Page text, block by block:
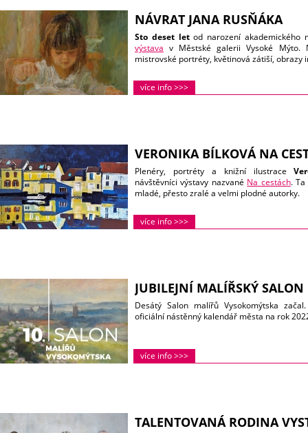
NÁVRAT JANA RUSŇÁKA
Sto deset letod narození akademického
výstava v Městské galerii Vysoké Mýto.
mistrovské portréty, květinová zátiší, obrazy
více info >>>
VERONIKA BÍLKOVÁ NA
Plenéry, portréty a knižní ilustrace
návštěvníci výstavy nazvané Na cestách.
mladé, přesto zralé a velmi plodné autorky.
více info >>>
JUBILEJNÍ MALÍŘSKÝ SALON
Desátý Salon malířů Vysokomýtska
oficiální nástěnný kalendář města na rok
více info >>>
TALENTOVANÁ RODINA